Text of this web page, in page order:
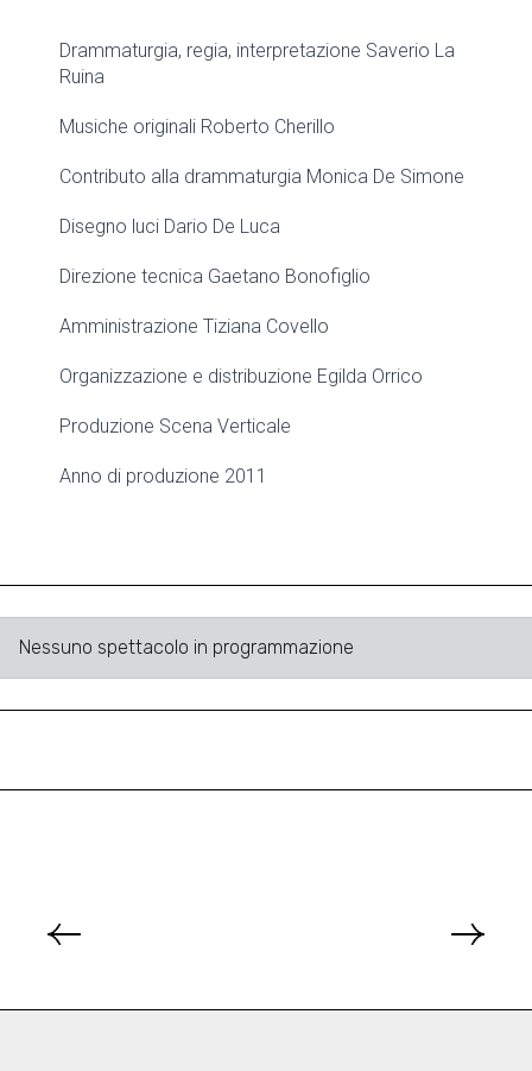
Drammaturgia, regia, interpretazione Saverio La
Ruina
Musiche originali Roberto Cherillo
Contributo alla drammaturgia Monica De Simone
Disegno luci Dario De Luca
Direzione tecnica Gaetano Bonofiglio
Amministrazione Tiziana Covello
Organizzazione e distribuzione Egilda Orrico
Produzione Scena Verticale
Anno di produzione 2011
Nessuno spettacolo in programmazione